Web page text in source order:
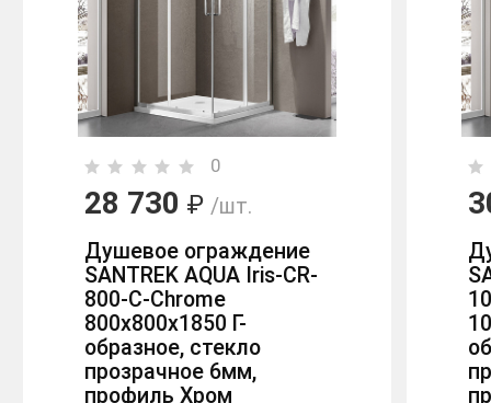
0
28 730 ₽ /шт.
Душевое ограждение
SANTREK AQUA Iris-CR-
800-C-Chrome
800х800х1850 Г-
образное, стекло
прозрачное 6мм,
профиль Хром